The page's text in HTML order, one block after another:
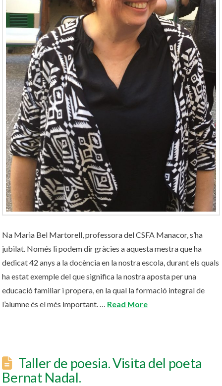
Na Maria Bel Martorell, professora del CSFA Manacor, s’ha
jubilat. Només li podem dir gràcies a aquesta mestra que ha
dedicat 42 anys a la docència en la nostra escola, durant els quals
ha estat exemple del que significa la nostra aposta per una
educació familiar i propera, en la qual la formació integral de
l’alumne és el més important. … Read More
Taller de poesia. Visita del poeta
Bernat Nadal.